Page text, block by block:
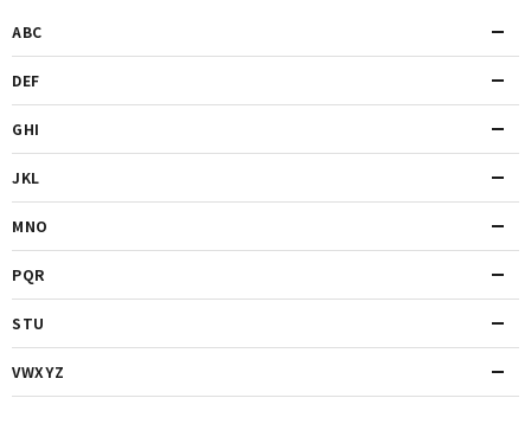
ABC
DEF
GHI
JKL
MNO
PQR
STU
VWXYZ